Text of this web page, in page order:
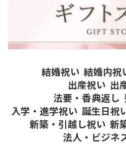
結婚祝い 結婚内祝
出産祝い 出
法要・香典返し
入学・進学祝い 誕生日祝
新築・引越し祝い 新
法人・ビジネ